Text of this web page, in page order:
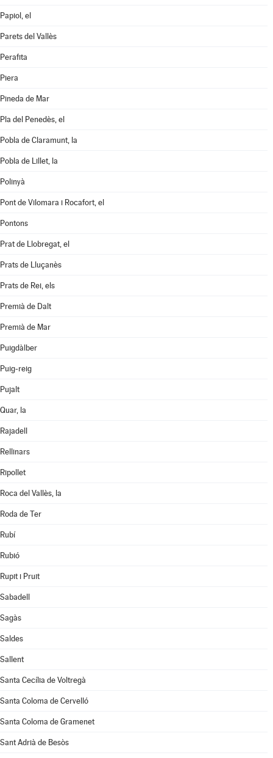
Papiol, el
Parets del Vallès
Perafita
Piera
Pineda de Mar
Pla del Penedès, el
Pobla de Claramunt, la
Pobla de Lillet, la
Polinyà
Pont de Vilomara i Rocafort, el
Pontons
Prat de Llobregat, el
Prats de Lluçanès
Prats de Rei, els
Premià de Dalt
Premià de Mar
Puigdàlber
Puig-reig
Pujalt
Quar, la
Rajadell
Rellinars
Ripollet
Roca del Vallès, la
Roda de Ter
Rubí
Rubió
Rupit i Pruit
Sabadell
Sagàs
Saldes
Sallent
Santa Cecília de Voltregà
Santa Coloma de Cervelló
Santa Coloma de Gramenet
Sant Adrià de Besòs